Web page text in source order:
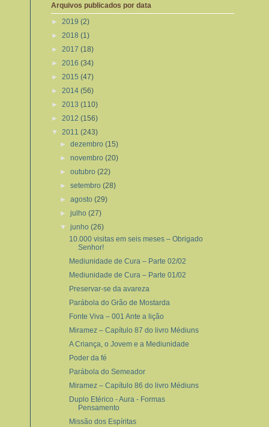
Arquivos publicados por data
► 2019 (2)
► 2018 (1)
► 2017 (18)
► 2016 (34)
► 2015 (47)
► 2014 (56)
► 2013 (110)
► 2012 (156)
▼ 2011 (243)
►dezembro(15)
►novembro(20)
►outubro(22)
►setembro(28)
►agosto(29)
►julho(27)
▼junho(26)
10.000 visitas em seis meses – Obrigado
Senhor!
Mediunidade de Cura – Parte 02/02
Mediunidade de Cura – Parte 01/02
Preservar-se da avareza
Parábola do Grão de Mostarda
Fonte Viva – 001 Ante a lição
Miramez – Capítulo 87 do livro Médiuns
A Criança, o Jovem e a Mediunidade
Poder da fé
Parábola do Semeador
Miramez – Capítulo 86 do livro Médiuns
Duplo Etérico - Aura - Formas
Pensamento
Missão dos Espíritas